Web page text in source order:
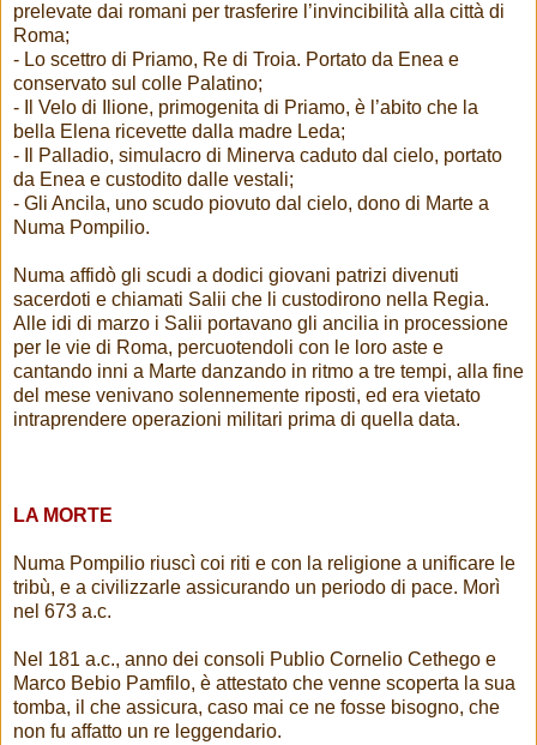
prelevate dai romani per trasferire l’invincibilità alla città di
Roma;
- Lo scettro di Priamo, Re di Troia. Portato da Enea e
conservato sul colle Palatino;
- Il Velo di Ilione, primogenita di Priamo, è l’abito che la
bella Elena ricevette dalla madre Leda;
- Il Palladio, simulacro di Minerva caduto dal cielo, portato
da Enea e custodito dalle vestali;
- Gli Ancila, uno scudo piovuto dal cielo, dono di Marte a
Numa Pompilio.
Numa affidò gli scudi a dodici giovani patrizi divenuti
sacerdoti e chiamati Salii che li custodirono nella Regia.
Alle idi di marzo i Salii portavano gli ancilia in processione
per le vie di Roma, percuotendoli con le loro aste e
cantando inni a Marte danzando in ritmo a tre tempi, alla fine
del mese venivano solennemente riposti, ed era vietato
intraprendere operazioni militari prima di quella data.
LA MORTE
Numa Pompilio riuscì coi riti e con la religione a unificare le
tribù, e a civilizzarle assicurando un periodo di pace. Morì
nel 673 a.c.
Nel 181 a.c., anno dei consoli Publio Cornelio Cethego e
Marco Bebio Pamfilo, è attestato che venne scoperta la sua
tomba, il che assicura, caso mai ce ne fosse bisogno, che
non fu affatto un re leggendario.